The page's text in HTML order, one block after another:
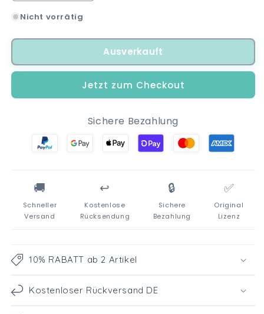
die
Menge
Miraculous
Kinder
Teller
Schüssel
die
Menge
Miraculous
Ladybug
Kinder
Geschirr-
Set
teilig
Teller
Schüssel
Nicht vorrätig
Ausverkauft
Jetzt zum Checkout
Sichere Bezahlung
🚚
Schneller
Versand
↩️
Kostenlose
Rücksendung
🔒
Sichere
Bezahlung
✅
Original
Lizenz
10% RABATT ab 2 Artikel
Kostenloser Rückversand DE